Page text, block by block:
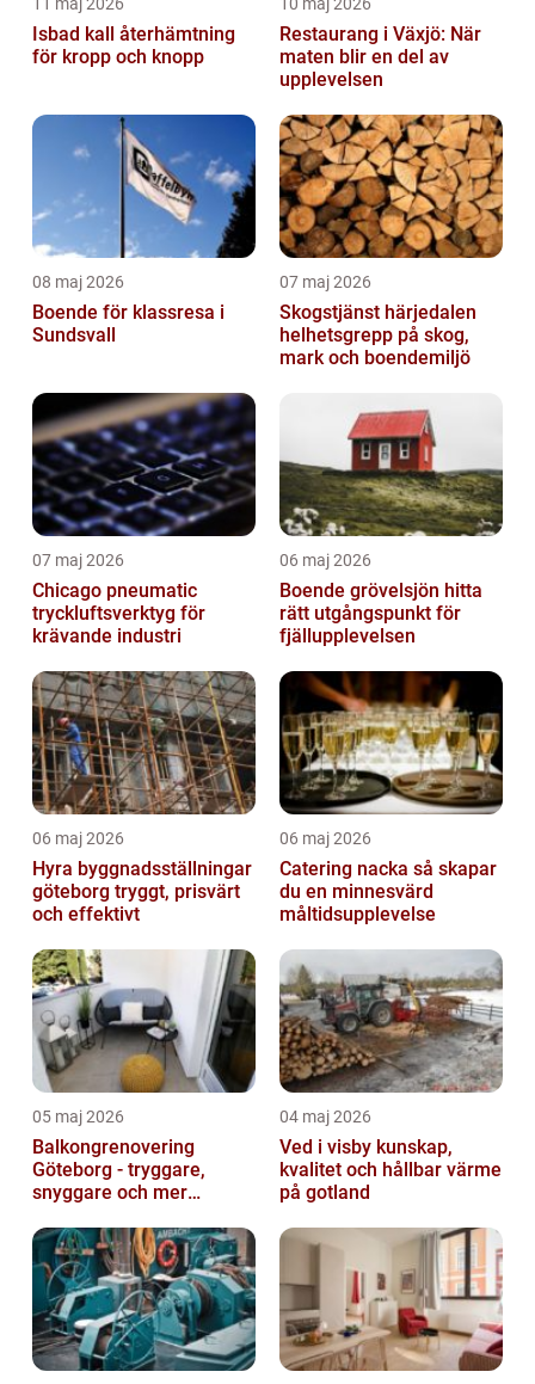
Isbad kall återhämtning
för kropp och knopp
Restaurang i Växjö: När
maten blir en del av
upplevelsen
08 maj 2026
Boende för klassresa i
Sundsvall
07 maj 2026
Skogstjänst härjedalen
helhetsgrepp på skog,
mark och boendemiljö
07 maj 2026
Chicago pneumatic
tryckluftsverktyg för
krävande industri
06 maj 2026
Boende grövelsjön hitta
rätt utgångspunkt för
fjällupplevelsen
06 maj 2026
Hyra byggnadsställningar
göteborg tryggt, prisvärt
och effektivt
06 maj 2026
Catering nacka så skapar
du en minnesvärd
måltidsupplevelse
05 maj 2026
Balkongrenovering
Göteborg - tryggare,
snyggare och mer
04 maj 2026
Ved i visby kunskap,
kvalitet och hållbar värme
på gotland